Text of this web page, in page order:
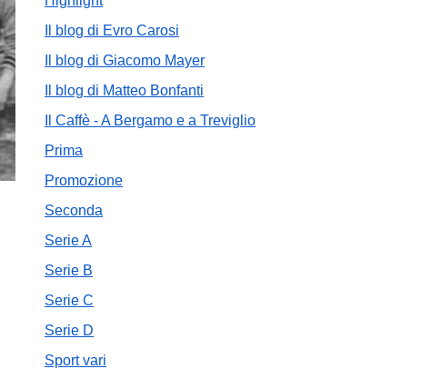
Il blog di Evro Carosi
Il blog di Giacomo Mayer
Il blog di Matteo Bonfanti
Il Caffè - A Bergamo e a Treviglio
Prima
Promozione
Seconda
Serie A
Serie B
Serie C
Serie D
Sport vari